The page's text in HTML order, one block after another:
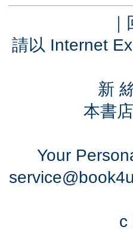
｜
請以 Internet
新
本書
Your
c